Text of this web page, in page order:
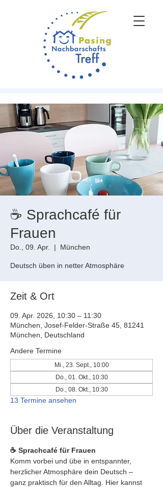
☕ Sprachcafé für
Frauen
Do., 09. Apr.
  |
München
Deutsch üben in netter Atmosphäre
Zeit & Ort
09. Apr. 2026, 10:30 – 11:30
München, Josef-Felder-Straße 45, 81241
München, Deutschland
Andere Termine
Mi., 23. Sept., 10:00
Do., 01. Okt., 10:30
Do., 08. Okt., 10:30
13 Termine ansehen
Über die Veranstaltung
☕ Sprachcafé für Frauen
Komm vorbei und übe in entspannter,
herzlicher Atmosphäre dein Deutsch –
ganz praktisch für den Alltag. Hier kannst